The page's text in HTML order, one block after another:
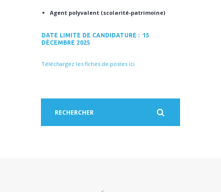
Agent polyvalent (scolarité-patrimoine)
DATE LIMITE DE CANDIDATURE : 15
DÉCEMBRE 2025
Téléchargez les fiches de postes ici